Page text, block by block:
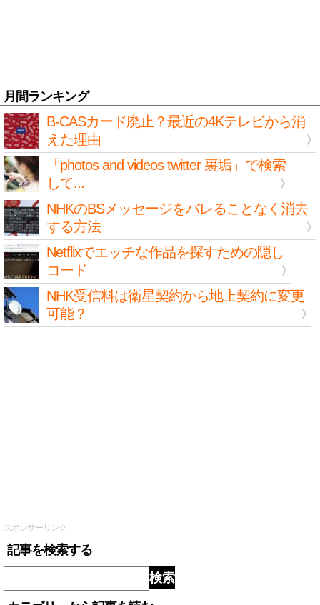
月間ランキング
B-CASカード廃止？最近の4Kテレビから消
えた理由
「photos and videos twitter 裏垢」で検索
して...
NHKのBSメッセージをバレることなく消去
する方法
Netflixでエッチな作品を探すための隠し
コード
NHK受信料は衛星契約から地上契約に変更
可能？
スポンサーリンク
記事を検索する
検索